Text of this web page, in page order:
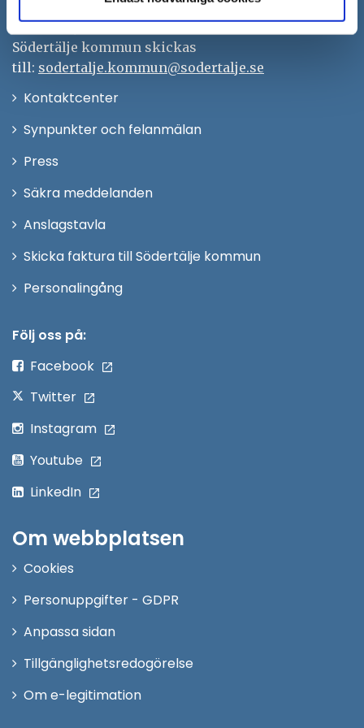
Org.nr. 212000–0159
Remisser, beslut och meddelande/info till
Södertälje kommun skickas
till: sodertalje.kommun@sodertalje.se
KontaktcenterÖppna
Synpunkter och felanmälan
Press
fönster
Säkra meddelanden
Anslagstavla
Skicka faktura till Södertälje kommun
PersonalingångÖppna
Följ oss på:
Facebook
Twitter
Instagram
Youtube
LinkedIn
Om webbplatsen
Cookies
Personuppgifter - GDPR
Anpassa sidan
Tillgänglighetsredogörelse
Om e-legitimation